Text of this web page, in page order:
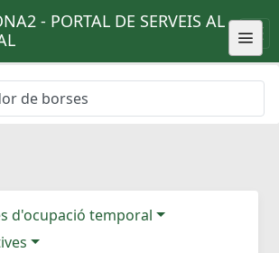
- PORTAL DE SERVEIS AL
de borses
d'ocupació temporal